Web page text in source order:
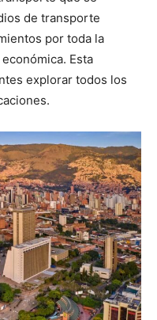
de transporte
por toda la
Esta
explorar todos los